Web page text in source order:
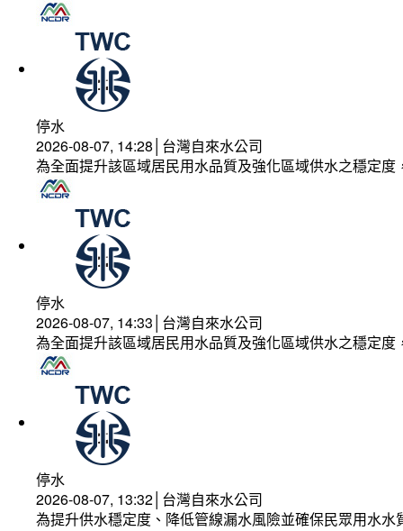
停水
2026-08-07, 14:28│台灣自來水公司
為全面提升該區域居民用水品質及強化區域供水之穩定
停水
2026-08-07, 14:33│台灣自來水公司
為全面提升該區域居民用水品質及強化區域供水之穩定
停水
2026-08-07, 13:32│台灣自來水公司
為提升供水穩定度、降低管線漏水風險並確保民眾用水